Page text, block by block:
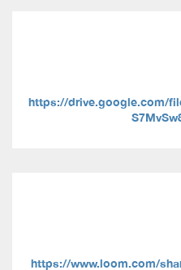
https://drive.google.com/
https://www.loom.com/